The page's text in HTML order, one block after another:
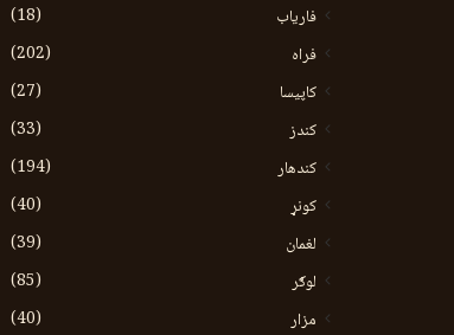
فاریاب
(18)
فراه
(202)
کاپیسا
(27)
کندز
(33)
کندهار
(194)
کونړ
(40)
لغمان
(39)
لوګر
(85)
مزار
(40)